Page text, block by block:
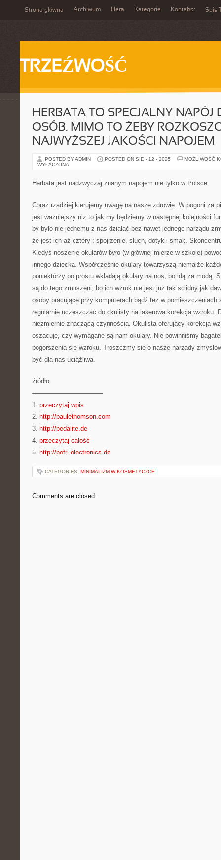
Strona główna Archiwum Hera Kategorie Kontekst Spis
TRZEŹWOŚĆ
HERBATA TO SPECJALNY NAPÓJ
OSÓB. MIMO TO ŻEBY
NAJWYŻSZEJ JAKOŚCI NAPOJEM
POSTED BY ADMIN POSTED ON SIE - 12 - 2025
MOŻLIWOŚĆ
WYŁĄCZONA
Herbata jest nadzwyczaj znanym napojem nie tylko w Polsce
Coraz rzadziej kierujemy uwagę na nasze zdrowie. W pogoni za
jest ważniejszy niż to jak my będziemy w następnej kolejności
by było nie jednemu z nas działać bez nawet jednego narządu
że jest ich aż cztery : spojrzenie, słuch, dotyk i smak.
Kiedyś noszenie okularów było (w głównej mierze w szkole)
innego dziecka. Współcześnie okulary towarzyszą niemalże
poniektórzy po prostu wkładają okulary na nos, bo idą za modą.
są do tego zmuszeni, bo ich wzrok nie jest już tak solidny jak
osoby pracujące przy komputerach bądź też w pomieszczeniach
regularnie uczęszczać do okulisty na laserowa korekcja wzroku.
niezmiernie znaczącą czynnością. Okulista oferujący korekcja
oszacuje, czy wymagane są nam okulary. Nie powinniśmy
pogorszenia się wzroku. Troszczmy się o nasze narządy
być dla nas uciążliwa.
źródło:
———————————
1. przeczytaj wpis
2. http://paulethomson.com
3. http://pedalite.de
4. przeczytaj całość
5. http://pefri-electronics.de
CATEGORIES: MINIMALIZM W KOSMETYCZCE
Comments are closed.